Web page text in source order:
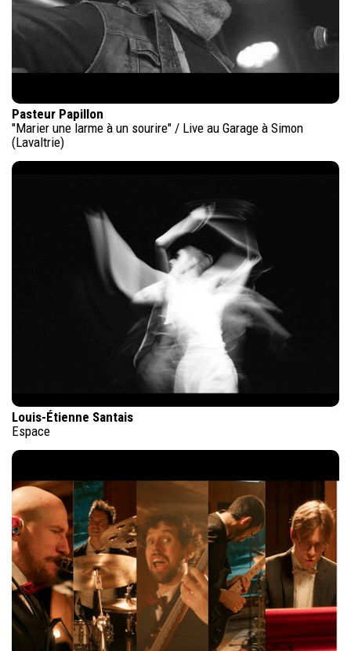
Pasteur Papillon
"Marier une larme à un sourire" / Live au Garage à Simon
(Lavaltrie)
Louis-Étienne Santais
Espace